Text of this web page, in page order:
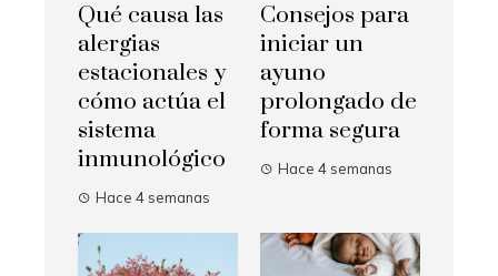
Qué causa las
alergias
estacionales y
cómo actúa el
sistema
inmunológico
Hace 4 semanas
Consejos para
iniciar un
ayuno
prolongado de
forma segura
Hace 4 semanas